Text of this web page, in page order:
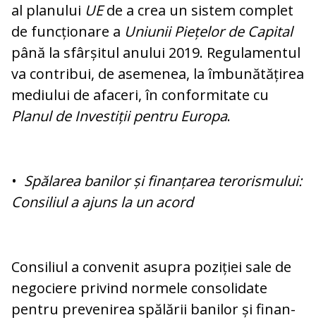
al planului UEde a crea un sistem com­plet
de funcționare a Uniunii Piețelor de Ca­pi­tal
până la sfârșitul anului 2019. Regu­la­men­tul
va contribui, de asemenea, la îm­bu­nătățirea
mediului de afaceri, în con­for­mi­tate cu
Planul de Investiții pentru Eu­ropa.
• Spălarea banilor și finanțarea te­ro­rismului:
Consiliul a ajuns la un acord
Consiliul a convenit asupra poziției sale de
negociere privind normele consolidate
pentru prevenirea spălării banilor și finan­